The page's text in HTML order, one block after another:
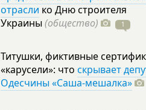
отрасли ко Дню строителя
Украины (общество) 1
Титушки, фиктивные
«карусели»: что скрывает
Одесчины «Саша-мешалка»